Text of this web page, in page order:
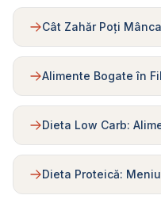
Cât Zahăr Poți
Alimente Bogate în
Dieta Low Carb:
Dieta Proteică: